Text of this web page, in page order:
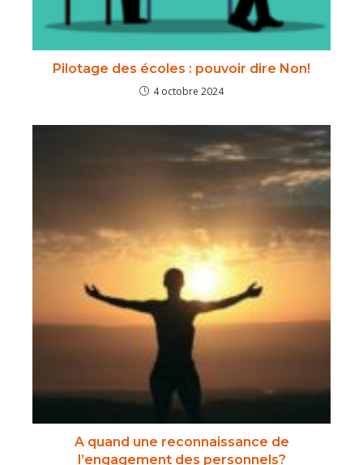
Pilotage des écoles : pouvoir dire Non!
4 octobre 2024
A quand une reconnaissance de
l’engagement des personnels?